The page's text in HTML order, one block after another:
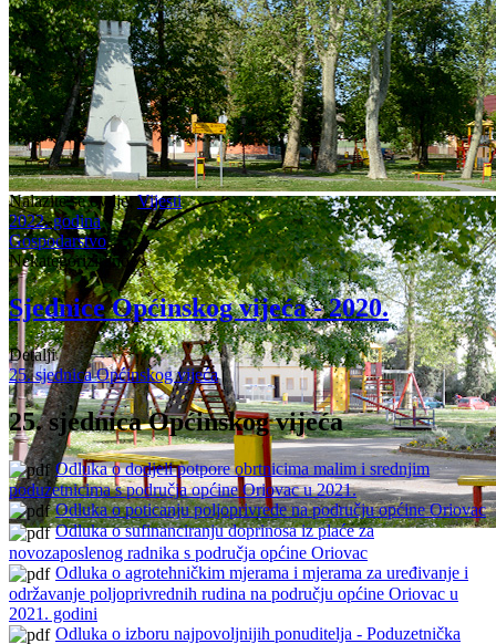
Nalazite se ovdje:Vijesti
2022. godina
Gospodarstvo
Nekategorizirano
Sjednice Općinskog vijeća - 2020.
Detalji
25. sjednica Općinskog vijeća
25. sjednica Općinskog vijeća
Odluka o dodjeli potpore obrtnicima malim i srednjim
poduzetnicima s područja općine Oriovac u 2021.
Odluka o poticanju poljoprivrede na području općine Oriovac
Odluka o sufinanciranju doprinosa iz plaće za
novozaposlenog radnika s područja općine Oriovac
Odluka o agrotehničkim mjerama i mjerama za uređivanje i
održavanje poljoprivrednih rudina na području općine Oriovac u
2021. godini
Odluka o izboru najpovoljnijih ponuditelja - Poduzetnička